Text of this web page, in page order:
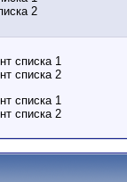
2
списка 1
списка 2
списка 1
списка 2